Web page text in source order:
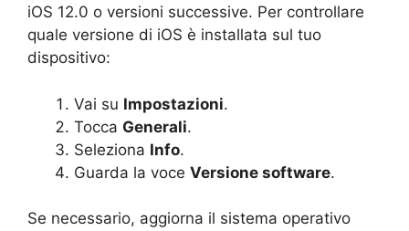
iOS 12.0 o versioni successive. Per controllare
quale versione di iOS è installata sul tuo
dispositivo:
Vai su Impostazioni.
Tocca Generali.
Seleziona Info.
Guarda la voce Versione software.
Se necessario, aggiorna il sistema operativo